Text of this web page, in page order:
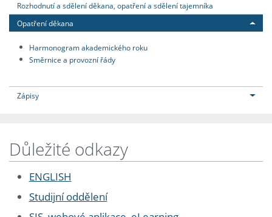
Rozhodnutí a sdělení děkana, opatření a sdělení tajemníka
Opatření děkana
Harmonogram akademického roku
Směrnice a provozní řády
Zápisy
Důležité odkazy
ENGLISH
Studijní oddělení